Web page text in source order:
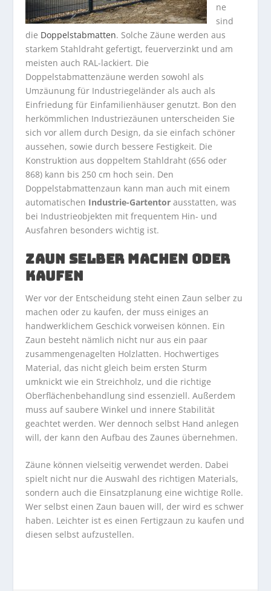
ne
sind
die Doppelstabmatten. Solche Zäune werden aus
starkem Stahldraht gefertigt, feuerverzinkt und am
meisten auch RAL-lackiert. Die
Doppelstabmattenzäune werden sowohl als
Umzäunung für Industriegeländer als auch als
Einfriedung für Einfamilienhäuser genutzt. Bon den
herkömmlichen Industriezäunen unterscheiden Sie
sich vor allem durch Design, da sie einfach schöner
aussehen, sowie durch bessere Festigkeit. Die
Konstruktion aus doppeltem Stahldraht (656 oder
868) kann bis 250 cm hoch sein. Den
Doppelstabmattenzaun kann man auch mit einem
automatischen Industrie-Gartentor ausstatten, was
bei Industrieobjekten mit frequentem Hin- und
Ausfahren besonders wichtig ist.
ZAUN SELBER MACHEN ODER
KAUFEN
Wer vor der Entscheidung steht einen Zaun selber zu
machen oder zu kaufen, der muss einiges an
handwerklichem Geschick vorweisen können. Ein
Zaun besteht nämlich nicht nur aus ein paar
zusammengenagelten Holzlatten. Hochwertiges
Material, das nicht gleich beim ersten Sturm
umknickt wie ein Streichholz, und die richtige
Oberflächenbehandlung sind essenziell. Außerdem
muss auf saubere Winkel und innere Stabilität
geachtet werden. Wer dennoch selbst Hand anlegen
will, der kann den Aufbau des Zaunes übernehmen.
Zäune können vielseitig verwendet werden. Dabei
spielt nicht nur die Auswahl des richtigen Materials,
sondern auch die Einsatzplanung eine wichtige Rolle.
Wer selbst einen Zaun bauen will, der wird es schwer
haben. Leichter ist es einen Fertigzaun zu kaufen und
diesen selbst aufzustellen.